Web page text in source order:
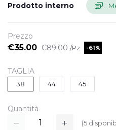
Prodotto interno
Prezzo
€35.00 €89.00 /Pz -61%
TAGLIA
38 44 45
Quantità
(5